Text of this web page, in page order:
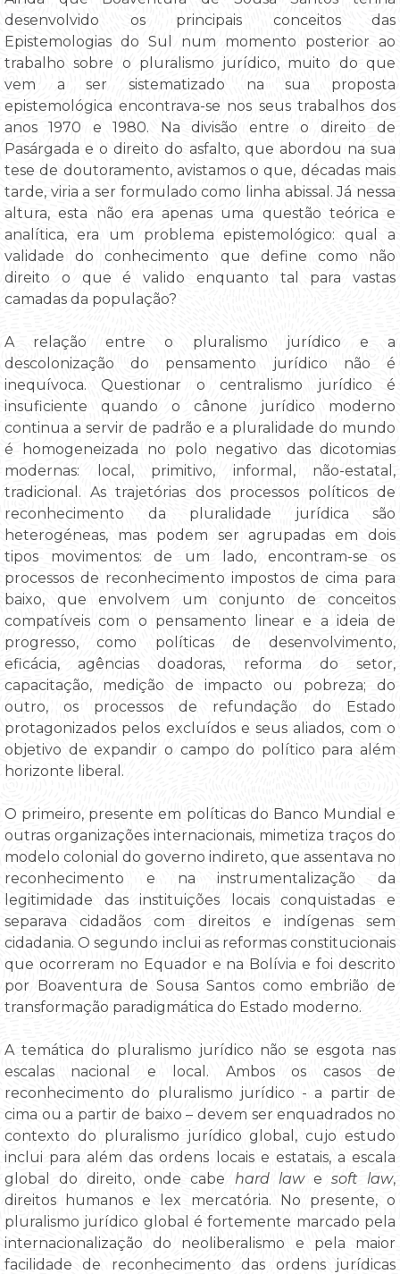
desenvolvido os principais conceitos das
Epistemologias do Sul num momento posterior ao
trabalho sobre o pluralismo jurídico, muito do que
vem a ser sistematizado na sua proposta
epistemológica encontrava-se nos seus trabalhos dos
anos 1970 e 1980. Na divisão entre o direito de
Pasárgada e o direito do asfalto, que abordou na sua
tese de doutoramento, avistamos o que, décadas mais
tarde, viria a ser formulado como linha abissal. Já nessa
altura, esta não era apenas uma questão teórica e
analítica, era um problema epistemológico: qual a
validade do conhecimento que define como não
direito o que é valido enquanto tal para vastas
camadas da população?
A relação entre o pluralismo jurídico e a
descolonização do pensamento jurídico não é
inequívoca. Questionar o centralismo jurídico é
insuficiente quando o cânone jurídico moderno
continua a servir de padrão e a pluralidade do mundo
é homogeneizada no polo negativo das dicotomias
modernas: local, primitivo, informal, não-estatal,
tradicional. As trajetórias dos processos políticos de
reconhecimento da pluralidade jurídica são
heterogéneas, mas podem ser agrupadas em dois
tipos movimentos: de um lado, encontram-se os
processos de reconhecimento impostos de cima para
baixo, que envolvem um conjunto de conceitos
compatíveis com o pensamento linear e a ideia de
progresso, como políticas de desenvolvimento,
eficácia, agências doadoras, reforma do setor,
capacitação, medição de impacto ou pobreza; do
outro, os processos de refundação do Estado
protagonizados pelos excluídos e seus aliados, com o
objetivo de expandir o campo do político para além
horizonte liberal.
O primeiro, presente em políticas do Banco Mundial e
outras organizações internacionais, mimetiza traços do
modelo colonial do governo indireto, que assentava no
reconhecimento e na instrumentalização da
legitimidade das instituições locais conquistadas e
separava cidadãos com direitos e indígenas sem
cidadania. O segundo inclui as reformas constitucionais
que ocorreram no Equador e na Bolívia e foi descrito
por Boaventura de Sousa Santos como embrião de
transformação paradigmática do Estado moderno.
A temática do pluralismo jurídico não se esgota nas
escalas nacional e local. Ambos os casos de
reconhecimento do pluralismo jurídico - a partir de
cima ou a partir de baixo – devem ser enquadrados no
contexto do pluralismo jurídico global, cujo estudo
inclui para além das ordens locais e estatais, a escala
global do direito, onde cabe hard law e soft law,
direitos humanos e lex mercatória. No presente, o
pluralismo jurídico global é fortemente marcado pela
internacionalização do neoliberalismo e pela maior
facilidade de reconhecimento das ordens jurídicas